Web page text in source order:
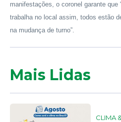
manifestações, o coronel garante que
trabalha no local assim, todos estão
na mudança de turno”.
Mais Lidas
CLIMA